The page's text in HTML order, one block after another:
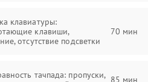
клавиатуры:
клавиши,
отсутствие подсветки
70 мин
тачпада: пропуски, 85 мин